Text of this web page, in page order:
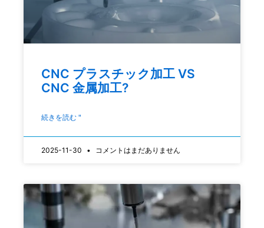
CNC プラスチック加工 VS
CNC 金属加工?
続きを読む "
2025-11-30 コメントはまだありません